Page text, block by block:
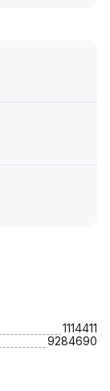
1114411
9284690